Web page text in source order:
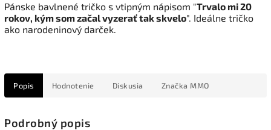
Pánske bavlnené tričko s vtipným nápisom "Trvalo mi 20
rokov, kým som začal vyzerať tak skvelo". Ideálne tričko
ako narodeninový darček.
Popis Hodnotenie Diskusia Značka MMO
Podrobný popis